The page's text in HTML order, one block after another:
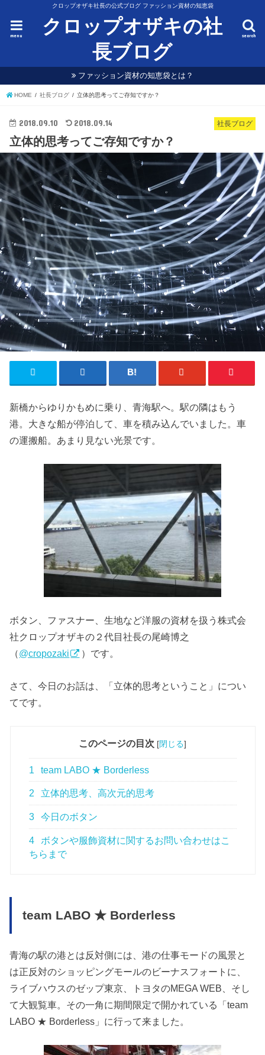
クロップオザキ社長の公式ブログ ファッション資材の知恵袋
クロップオザキの社
長ブログ
search
menu
ファッション資材の知恵袋とは？
HOME 社長ブログ 立体的思考ってご存知ですか？
社長ブログ
2018.09.10 2018.09.14
立体的思考ってご存知ですか？
新橋からゆりかもめに乗り、青海駅へ。駅の隣はもう
港。大きな船が停泊して、車を積み込んでいました。車
の運搬船。あまり見ない光景です。
ボタン、ファスナー、生地など洋服の資材を扱う株式会
社クロップオザキの２代目社長の尾崎博之
（@cropozaki ）です。
さて、今日のお話は、「立体的思考ということ」につい
てです。
このページの目次 [閉じる]
1 team LABO ★ Borderless
2 立体的思考、高次元的思考
3 今日のボタン
4
ボタンや服飾資材に関するお問い合わせはこ
ちらまで
team LABO ★ Borderless
青海の駅の港とは反対側には、港の仕事モードの風景と
は正反対のショッピングモールのビーナスフォートに、
ライブハウスのゼップ東京、トヨタのMEGA WEB、そし
て大観覧車。その一角に期間限定で開かれている「team
LABO ★ Borderless」に行って来ました。